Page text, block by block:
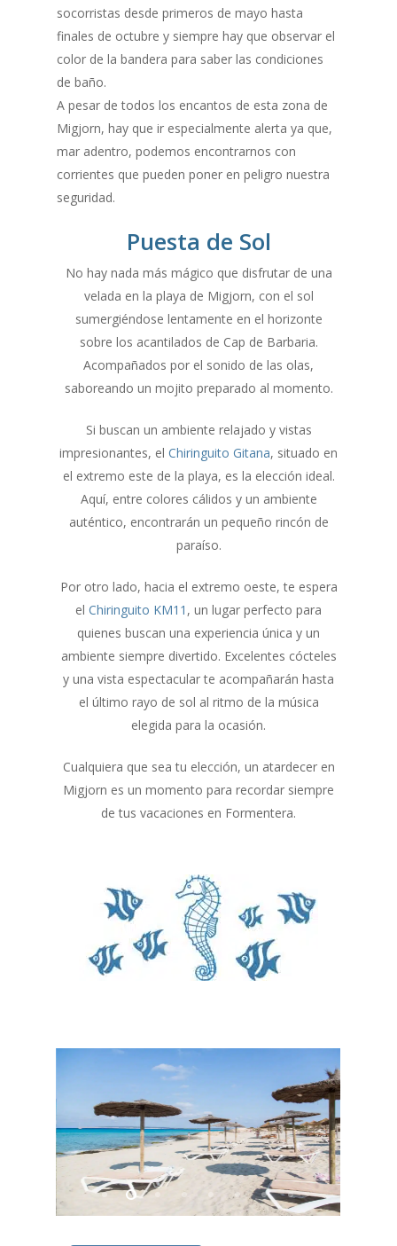
socorristas desde primeros de mayo hasta
finales de octubre y siempre hay que observar el
color de la bandera para saber las condiciones
de baño.
A pesar de todos los encantos de esta zona de
Migjorn, hay que ir especialmente alerta ya que,
mar adentro, podemos encontrarnos con
corrientes que pueden poner en peligro nuestra
seguridad.
Puesta de Sol
No hay nada más mágico que disfrutar de una
velada en la playa de Migjorn, con el sol
sumergiéndose lentamente en el horizonte
sobre los acantilados de Cap de Barbaria.
Acompañados por el sonido de las olas,
saboreando un mojito preparado al momento.
Si buscan un ambiente relajado y vistas
impresionantes, el Chiringuito Gitana, situado en
el extremo este de la playa, es la elección ideal.
Aquí, entre colores cálidos y un ambiente
auténtico, encontrarán un pequeño rincón de
paraíso.
Por otro lado, hacia el extremo oeste, te espera
el Chiringuito KM11 , un lugar perfecto para
quienes buscan una experiencia única y un
ambiente siempre divertido. Excelentes cócteles
y una vista espectacular te acompañarán hasta
el último rayo de sol al ritmo de la música
elegida para la ocasión.
Cualquiera que sea tu elección, un atardecer en
Migjorn es un momento para recordar siempre
de tus vacaciones en Formentera.